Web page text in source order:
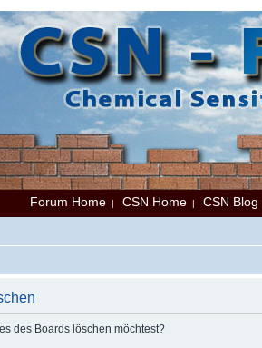
Forum Home | CSN Home | CSN Blog
des Boards löschen möchtest?